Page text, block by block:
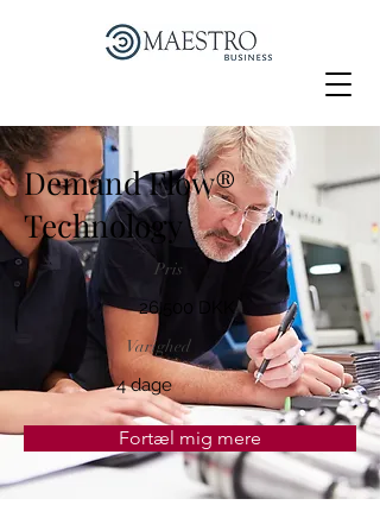
Demand Flow®
Technology
Pris
26.500 DKK
Varighed
4 dage
Fortæl mig mere